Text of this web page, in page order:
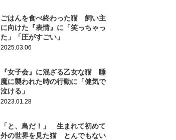
ごはんを食べ終わった猫 飼い主
に向けた『表情』に「笑っちゃっ
た」「圧がすごい」
2025.03.06
『女子会』に混ざる乙女な猫 睡
魔に襲われた時の行動に「健気で
泣ける」
2023.01.28
「と、鳥だ！」 生まれて初めて
外の世界を見た猫 とんでもない